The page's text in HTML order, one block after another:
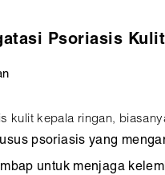
Psoriasis
kulit kepala ringan,
psoriasis yang
untuk menjaga